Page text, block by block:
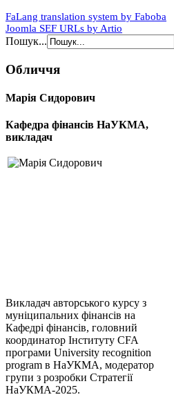
та
фінансову
політику
держави
сучасного
були
вмонтованими
у
світовий
та
дослідницький
FaLang translation system by Faboba
Joomla SEF URLs by Artio
Пошук...
Обличчя
Марія Сидорович
Кафедра фінансів НаУКМА,
викладач
Викладач авторського курсу з
муніципальних фінансів на
Кафедрі фінансів, головний
координатор Інституту CFA
програми University recognition
program в НаУКМА, модератор
групи з розробки Стратегії
НаУКМА-2025.